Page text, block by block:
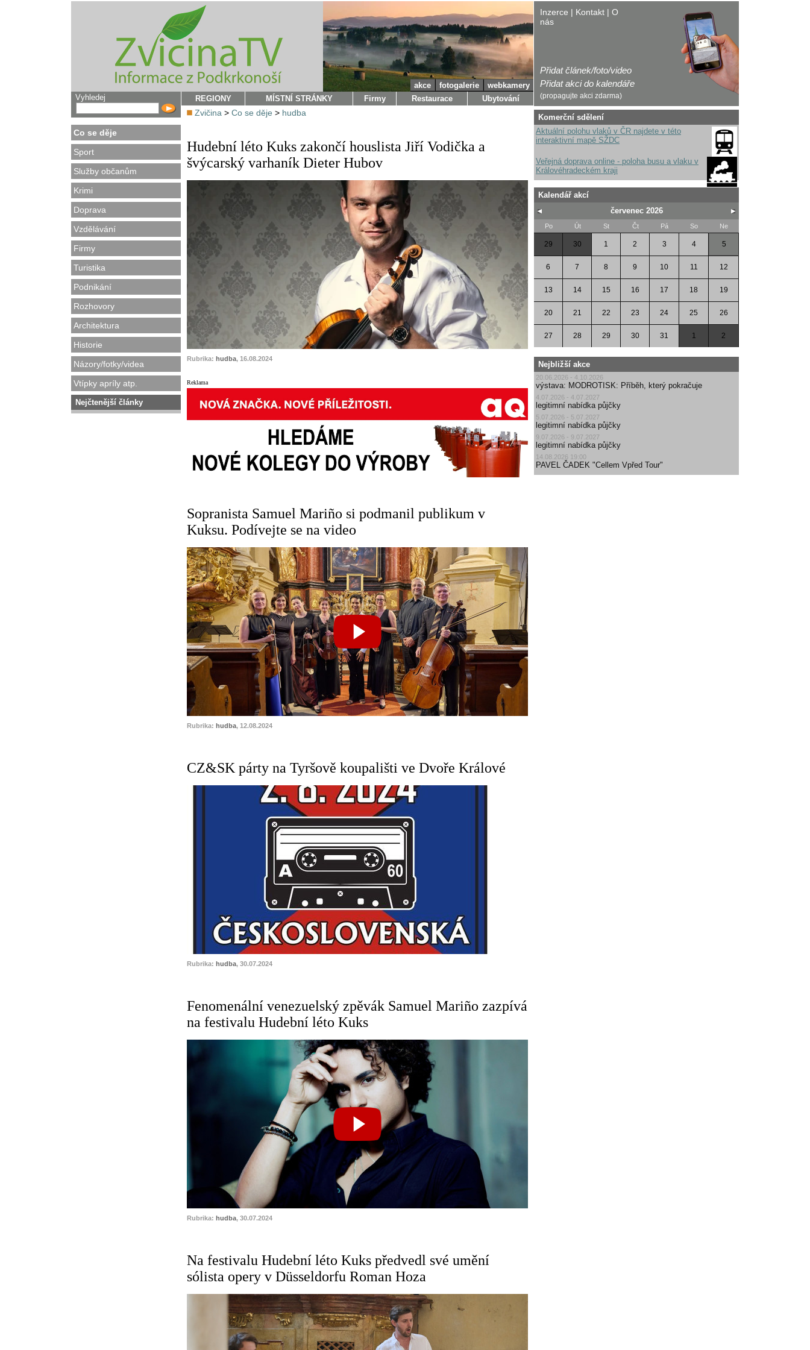
Vyhledej
Co se děje
Sport
Služby občanům
Krimi
Doprava
Vzdělávání
Firmy
Turistika
Podnikání
Rozhovory
Architektura
Historie
Názory/fotky/videa
Vtípky apríly atp.
Nejčtenější články
Inzerce | Kontakt | O
nás
Přidat článek/foto/video
Přidat akci do kalendáře
(propagujte akci zdarma)
akce fotogalerie
webkamery
REGIONY
MÍSTNÍ STRÁNKY Firmy Restaurace Ubytování
Zvičina > Co se děje > hudba
Hudební léto Kuks zakončí houslista Jiří Vodička a
švýcarský varhaník Dieter Hubov
Rubrika: hudba, 16.08.2024
Reklama
Sopranista Samuel Mariño si podmanil publikum v
Kuksu. Podívejte se na video
Rubrika: hudba, 12.08.2024
CZ&SK párty na Tyršově koupališti ve Dvoře Králové
Rubrika: hudba, 30.07.2024
Fenomenální venezuelský zpěvák Samuel Mariño zazpívá
na festivalu Hudební léto Kuks
Rubrika: hudba, 30.07.2024
Na festivalu Hudební léto Kuks předvedl své umění
sólista opery v Düsseldorfu Roman Hoza
Komerční sdělení
Aktuální polohu vlaků v ČR najdete v této
interaktivní mapě SŽDC
Veřejná doprava online - poloha busu a vlaku v
Královéhradeckém kraji
Kalendář akcí
červenec 2026
Po Út St Čt Pá So Ne
29 30 1 2 3 4 5
6 7 8 9 10 11 12
13 14 15 16 17 18 19
20 21 22 23 24 25 26
27 28 29 30 31 1 2
Nejbližší akce
20.06.2026 - 4.10.2026
výstava: MODROTISK: Příběh, který pokračuje
4.07.2026 - 4.07.2027
legitimní nabídka půjčky
5.07.2026 - 5.07.2027
legitimní nabídka půjčky
9.07.2026 - 9.07.2027
legitimní nabídka půjčky
14.08.2026 19:00
PAVEL ČADEK "Cellem Vpřed Tour"